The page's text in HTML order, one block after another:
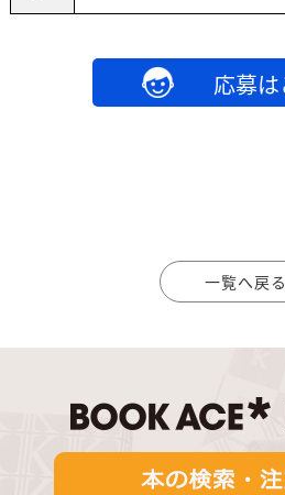
応募
一覧へ戻る